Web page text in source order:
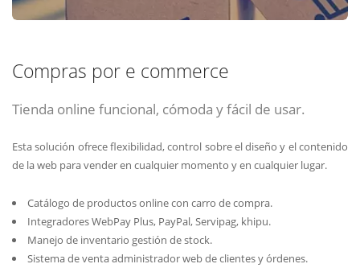
Compras por e commerce
Tienda online funcional, cómoda y fácil de usar.
Esta solución ofrece flexibilidad, control sobre el diseño y el contenido
de la web para vender en cualquier momento y en cualquier lugar.
Catálogo de productos online con carro de compra.
Integradores WebPay Plus, PayPal, Servipag, khipu.
Manejo de inventario gestión de stock.
Sistema de venta administrador web de clientes y órdenes.